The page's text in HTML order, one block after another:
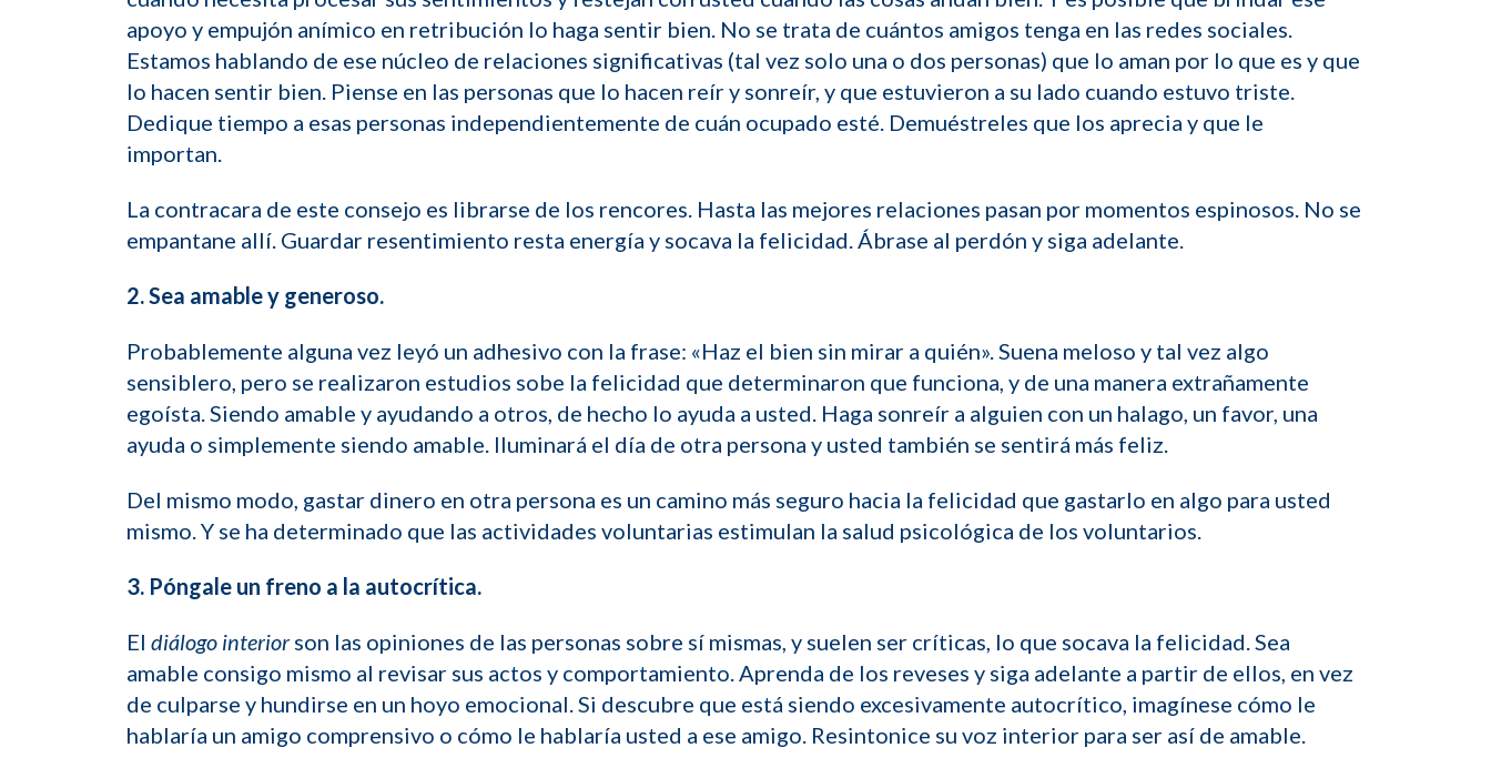
apoyo y empujón anímico en retribución lo haga sentir bien. No se trata de cuántos amigos tenga en las redes sociales.
Estamos hablando de ese núcleo de relaciones significativas (tal vez solo una o dos personas) que lo aman por lo que es y que
lo hacen sentir bien. Piense en las personas que lo hacen reír y sonreír, y que estuvieron a su lado cuando estuvo triste.
Dedique tiempo a esas personas independientemente de cuán ocupado esté. Demuéstreles que los aprecia y que le
importan.
La contracara de este consejo es librarse de los rencores. Hasta las mejores relaciones pasan por momentos espinosos. No se
empantane allí. Guardar resentimiento resta energía y socava la felicidad. Ábrase al perdón y siga adelante.
2. Sea amable y generoso.
Probablemente alguna vez leyó un adhesivo con la frase: «Haz el bien sin mirar a quién». Suena meloso y tal vez algo
sensiblero, pero se realizaron estudios sobe la felicidad que determinaron que funciona, y de una manera extrañamente
egoísta. Siendo amable y ayudando a otros, de hecho lo ayuda a usted. Haga sonreír a alguien con un halago, un favor, una
ayuda o simplemente siendo amable. Iluminará el día de otra persona y usted también se sentirá más feliz.
Del mismo modo, gastar dinero en otra persona es un camino más seguro hacia la felicidad que gastarlo en algo para usted
mismo. Y se ha determinado que las actividades voluntarias estimulan la salud psicológica de los voluntarios.
3. Póngale un freno a la autocrítica.
El diálogo interiorson las opiniones de las personas sobre sí mismas, y suelen ser críticas, lo que socava la felicidad. Sea
amable consigo mismo al revisar sus actos y comportamiento. Aprenda de los reveses y siga adelante a partir de ellos, en vez
de culparse y hundirse en un hoyo emocional. Si descubre que está siendo excesivamente autocrítico, imagínese cómo le
hablaría un amigo comprensivo o cómo le hablaría usted a ese amigo. Resintonice su voz interior para ser así de amable.